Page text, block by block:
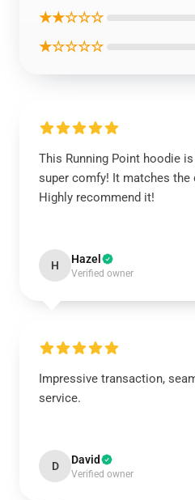
★★☆☆☆
★☆☆☆☆
This Running Point hoodie
super comfy! It matches the
Highly recommend it!
H Hazel
Verified owner
Impressive transaction,
service.
D David
Verified owner